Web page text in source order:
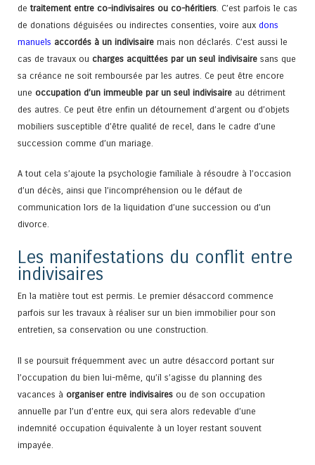
detraitement entre co-indivisaires ou co-héritiers . C’est parfois le cas
de donations déguisées ou indirectes consenties, voire aux dons
manuels accordés à un indivisaire mais non déclarés. C’est aussi le
cas de travaux ou charges acquittées par un seul indivisaire sans que
sa créance ne soit remboursée par les autres. Ce peut être encore
une occupation d’un immeuble par un seul indivisaire au détriment
des autres. Ce peut être enfin un détournement d’argent ou d’objets
mobiliers susceptible d’être qualité de recel, dans le cadre d’une
succession comme d’un mariage.
A tout cela s’ajoute la psychologie familiale à résoudre à l’occasion
d’un décès, ainsi que l’incompréhension ou le défaut de
communication lors de la liquidation d’une succession ou d’un
divorce.
Les manifestations du conflit entre
indivisaires
En la matière tout est permis. Le premier désaccord commence
parfois sur les travaux à réaliser sur un bien immobilier pour son
entretien, sa conservation ou une construction.
Il se poursuit fréquemment avec un autre désaccord portant sur
l’occupation du bien lui-même, qu’il s’agisse du planning des
vacances à organiser entre indivisaires ou de son occupation
annuelle par l’un d’entre eux, qui sera alors redevable d’une
indemnité occupation équivalente à un loyer restant souvent
impayée.